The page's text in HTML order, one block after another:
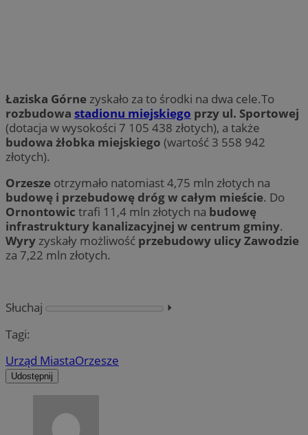
Łaziska Górnezyskało za to środki na dwa cele.To
rozbudowa stadionu miejskiego przy ul. Sportowej
(dotacja w wysokości 7 105 438 złotych), a także
budowa żłobka miejskiego (wartość 3 558 942
złotych).
Orzesze otrzymało natomiast 4,75 mln złotych na
budowę i przebudowę dróg w całym mieście. Do
Ornontowic trafi 11,4 mln złotych na budowę
infrastruktury kanalizacyjnej w centrum gminy.
Wyryzyskały możliwość przebudowy ulicy Zawodzie
za 7,22 mln złotych.
Słuchaj
⏵︎
Tagi:
Urząd MiastaOrzesze
Udostępnij